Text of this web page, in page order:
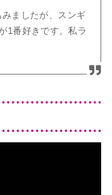
ましたが、スンギ
1番好きです。私ラ